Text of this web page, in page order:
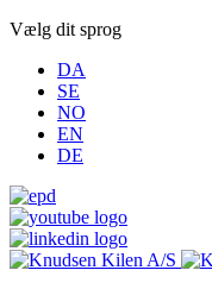
Vælg dit sprog
DA
SE
NO
EN
DE